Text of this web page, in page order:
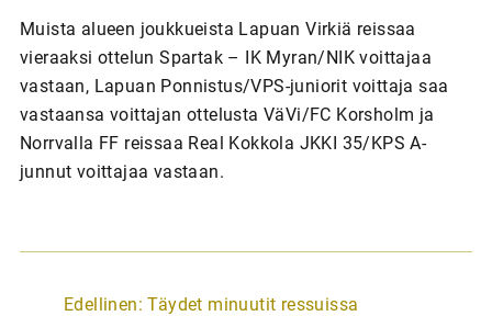
Muista alueen joukkueista Lapuan Virkiä reissaa
vieraaksi ottelun Spartak – IK Myran/NIK voittajaa
vastaan, Lapuan Ponnistus/VPS-juniorit voittaja saa
vastaansa voittajan ottelusta VäVi/FC Korsholm ja
Norrvalla FF reissaa Real Kokkola JKKI 35/KPS A-
junnut voittajaa vastaan.
A
Edellinen: Täydet minuutit ressuissa